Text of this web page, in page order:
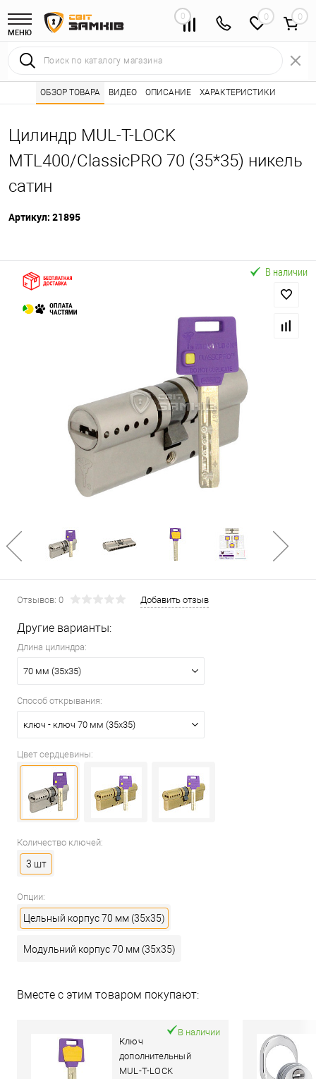
МЕНЮ
0 0
Интернет магазин замков Каталог товаров ⭐ • Сердцевины
Цилиндр MUL-T-LOCK
MTL400/ClassicPRO 70 (35*35) никель
сатин
Артикул: 21895
ОБЗОР ТОВАРА ВИДЕО ОПИСАНИЕ ХАРАКТЕРИСТИКИ
Отзывов: 0 Добавить отзыв
Другие варианты:
Длина цилиндра:
70 мм (35x35)
Способ открывания:
ключ - ключ 70 мм (35x35)
Цвет сердцевины:
Количество ключей:
3 шт
Опции:
Цельный корпус 70 мм (35x35)
Модульний корпус 70 мм (35x35)
Вместе с этим товаром покупают:
Ключ
дополнительный
MUL-T-LOCK
В наличии
В наличии